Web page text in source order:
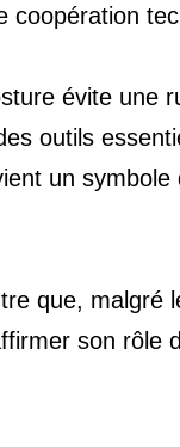
coopération
évite une
outils
un symbole
que, malgré
son